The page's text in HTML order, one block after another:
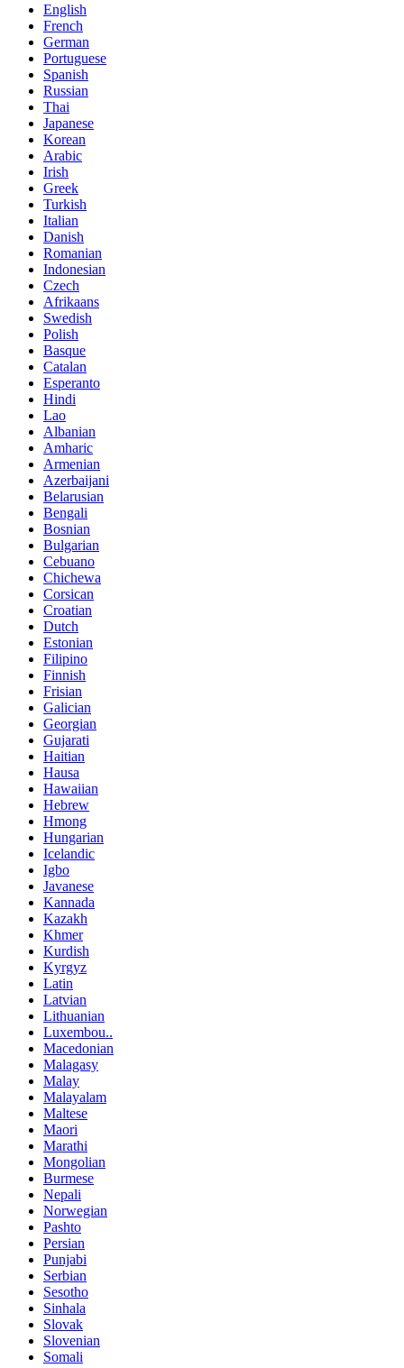
English
French
German
Portuguese
Spanish
Russian
Thai
Japanese
Korean
Arabic
Irish
Greek
Turkish
Italian
Danish
Romanian
Indonesian
Czech
Afrikaans
Swedish
Polish
Basque
Catalan
Esperanto
Hindi
Lao
Albanian
Amharic
Armenian
Azerbaijani
Belarusian
Bengali
Bosnian
Bulgarian
Cebuano
Chichewa
Corsican
Croatian
Dutch
Estonian
Filipino
Finnish
Frisian
Galician
Georgian
Gujarati
Haitian
Hausa
Hawaiian
Hebrew
Hmong
Hungarian
Icelandic
Igbo
Javanese
Kannada
Kazakh
Khmer
Kurdish
Kyrgyz
Latin
Latvian
Lithuanian
Luxembou..
Macedonian
Malagasy
Malay
Malayalam
Maltese
Maori
Marathi
Mongolian
Burmese
Nepali
Norwegian
Pashto
Persian
Punjabi
Serbian
Sesotho
Sinhala
Slovak
Slovenian
Somali